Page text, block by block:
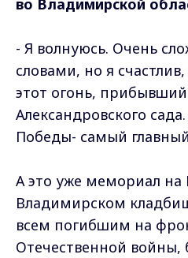
во Владимирской
- Я волнуюсь. Очень
словами, но я
этот огонь,
Александровского
Победы- самый
А это уже мемориал на
Владимирском
всем погибшим на
Отечественной